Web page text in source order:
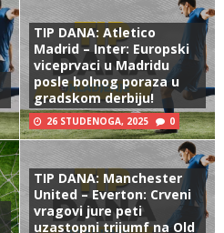
TIP DANA: Atletico
Madrid – Inter: Europski
viceprvaci u Madridu
posle bolnog poraza u
gradskom derbiju!
26 STUDENOGA, 2025 0
TIP DANA: Manchester
United – Everton: Crveni
vragovi jure peti
uzastopni trijumf na Old